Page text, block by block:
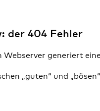
der 404 Fehler
Webserver generiert
„guten“ und